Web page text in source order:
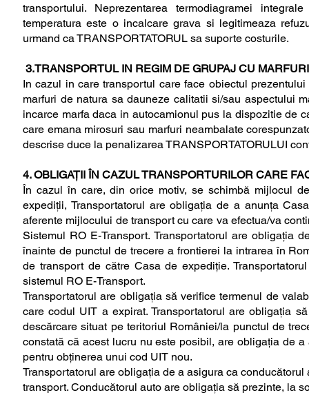
transportului. Neprezentarea termodiagramei
temperatura este o incalcare grava si legitimeaza
urmand ca TRANSPORTATORUL sa suporte costurile.
3.TRANSPORTUL IN REGIM DE GRUPAJ CU
In cazul in care transportul care face obiectul
marfuri de natura sa dauneze calitatii si/sau aspectului
incarce marfa daca in autocamionul pus la dispozitie de
care emana mirosuri sau marfuri neambalate
descrise duce la penalizarea TRANSPORTATORULUI
4. OBLIGAŢII ÎN CAZUL TRANSPORTURILOR CARE
În cazul în care, din orice motiv, se schimbă mijlocul
expediţii, Transportatorul are obligaţia de a anunţa
aferente mijlocului de transport cu care va efectua/va
Sistemul RO E-Transport. Transportatorul are obligaţia
înainte de punctul de trecere a frontierei la intrarea în
de transport de către Casa de expediţie.
sistemul RO E-Transport.
Transportatorul are obligaţia să verifice termenul de
care codul UIT a expirat. Transportatorul are obligaţia
descărcare situat pe teritoriul României/la punctul de
constată că acest lucru nu este posibil, are obligaţia de
pentru obţinerea unui cod UIT nou.
Transportatorul are obligaţia de a asigura ca
transport. Conducătorul auto are obligaţia să prezinte, la